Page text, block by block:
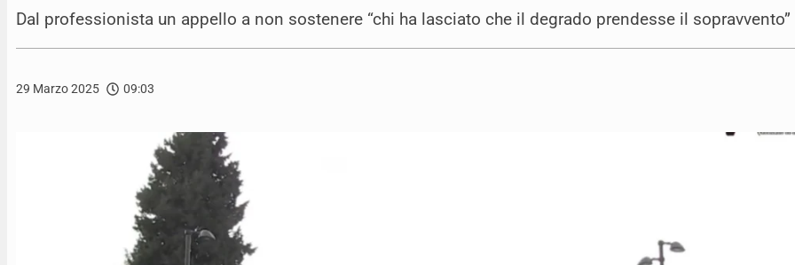
Dal professionista un appello a non sostenere “chi ha lasciato che il degrado prendesse il sopravvento”
29 Marzo 2025 09:03